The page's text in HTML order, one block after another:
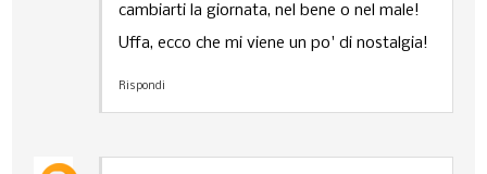
cambiarti la giornata, nel bene o nel male!
Uffa, ecco che mi viene un po' di nostalgia!
Rispondi